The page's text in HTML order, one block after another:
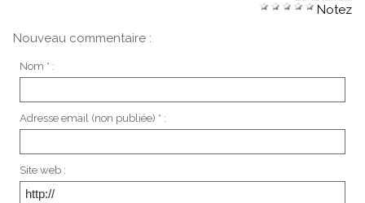
Notez
Nouveau commentaire :
Nom * :
Adresse email (non publiée) * :
Site web :